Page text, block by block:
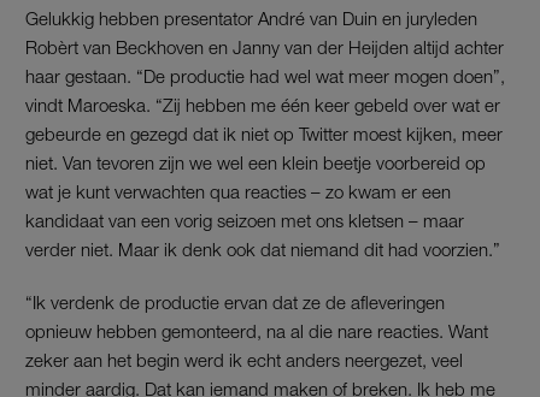
Gelukkig hebben presentator André van Duin en juryleden
Robèrt van Beckhoven en Janny van der Heijden altijd achter
haar gestaan. “De productie had wel wat meer mogen doen”,
vindt Maroeska. “Zij hebben me één keer gebeld over wat er
gebeurde en gezegd dat ik niet op Twitter moest kijken, meer
niet. Van tevoren zijn we wel een klein beetje voorbereid op
wat je kunt verwachten qua reacties – zo kwam er een
kandidaat van een vorig seizoen met ons kletsen – maar
verder niet. Maar ik denk ook dat niemand dit had voorzien.”
“Ik verdenk de productie ervan dat ze de afleveringen
opnieuw hebben gemonteerd, na al die nare reacties. Want
zeker aan het begin werd ik echt anders neergezet, veel
minder aardig. Dat kan iemand maken of breken. Ik heb me